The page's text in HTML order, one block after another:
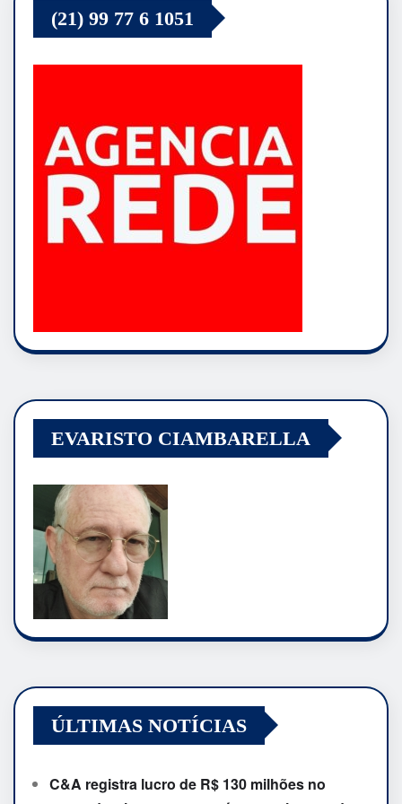
(21) 99 77 6 1051
EVARISTO CIAMBARELLA
ÚLTIMAS NOTÍCIAS
C&A registra lucro de R$ 130 milhões no